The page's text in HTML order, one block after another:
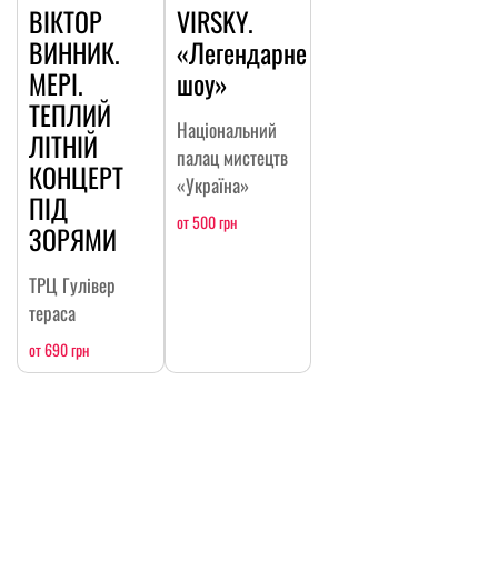
ВІКТОР
ВИННИК.
МЕРІ.
ТЕПЛИЙ
ЛІТНІЙ
КОНЦЕРТ
ПІД
ЗОРЯМИ
ТРЦ Гулівер
тераса
от 690 грн
VIRSKY.
«Легендарне
шоу»
Національний
палац мистецтв
«Україна»
от 500 грн